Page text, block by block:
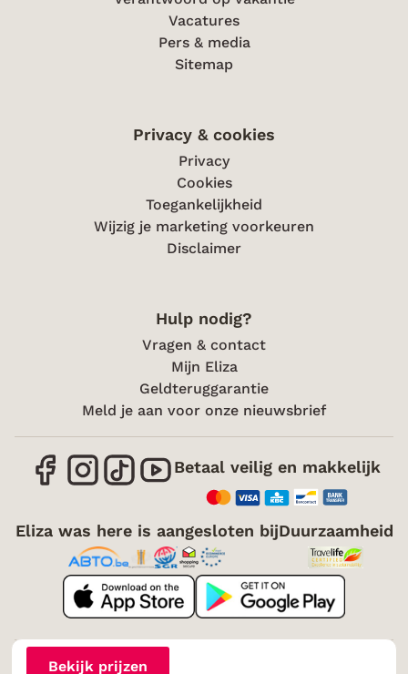
Bekijk prijzen
Vacatures
Pers & media
Sitemap
Privacy & cookies
Privacy
Cookies
Toegankelijkheid
Wijzig je marketing voorkeuren
Disclaimer
Hulp nodig?
Vragen & contact
Mijn Eliza
Geldteruggarantie
Meld je aan voor onze nieuwsbrief
Betaal veilig en makkelijk
Eliza was here is aangesloten bijDuurzaamheid
Over mijVacatures